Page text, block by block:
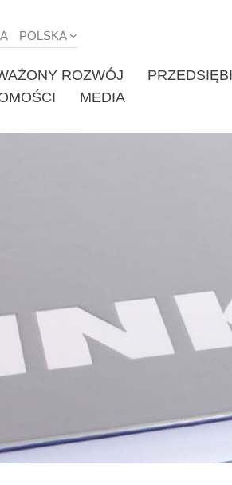
POLSKA
ROZWÓJ
MEDIA